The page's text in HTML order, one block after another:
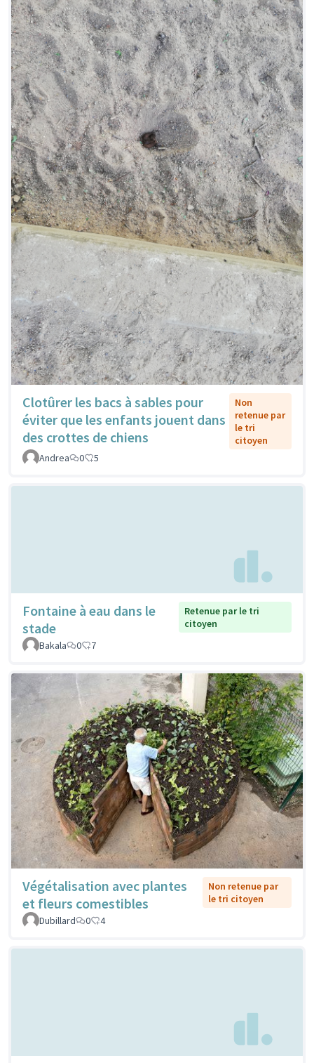
Clotûrer les bacs à sables pour
éviter que les enfants jouent dans
des crottes de chiens
Non
retenue par
le tri
citoyen
Andrea
0 5
Fontaine à eau dans le
stade
Retenue par le tri
citoyen
Bakala
0 7
Végétalisation avec plantes
et fleurs comestibles
Non retenue par
le tri citoyen
Dubillard
0 4